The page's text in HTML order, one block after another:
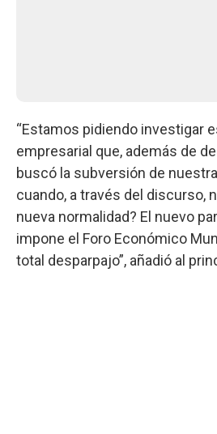
“Estamos pidiendo investigar
empresarial que, además de
buscó la subversión de
cuando, a través del discurso,
nueva normalidad? El nuevo
impone el Foro Económico
total desparpajo”, añadió al